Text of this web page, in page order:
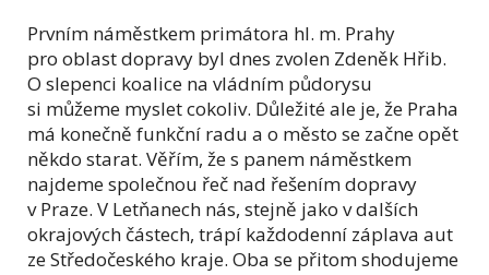
Prvním náměstkem primátora hl. m. Prahy
pro oblast dopravy byl dnes zvolen Zdeněk Hřib.
O slepenci koalice na vládním půdorysu
si můžeme myslet cokoliv. Důležité ale je, že Praha
má konečně funkční radu a o město se začne opět
někdo starat. Věřím, že s panem náměstkem
najdeme společnou řeč nad řešením dopravy
v Praze. V Letňanech nás, stejně jako v dalších
okrajových částech, trápí každodenní záplava aut
ze Středočeského kraje. Oba se přitom shodujeme